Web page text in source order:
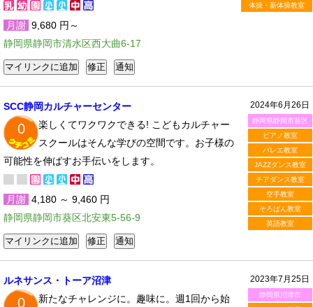
体操・新体操教室
月謝 9,680 円～
静岡県静岡市清水区西大曲6-17
2024年6月26日
静岡県静岡市葵区
ピアノ教室
バレエ教室
JAZZダンス教室
チアダンス教室
空手教室
そろばん教室
英語教室
SCC静岡カルチャーセンター
0
楽しくてワクワクできる! こどもカルチャー
スクールはそんな学びの空間です。お子様の
可能性を伸ばすお手伝いをします。
月謝 4,180 ～ 9,460 円
静岡県静岡市葵区北安東5-56-9
2023年7月25日
静岡県沼津市
ルネサンス・トーア沼津
0 新たなチャレンジに。趣味に。週1回から始